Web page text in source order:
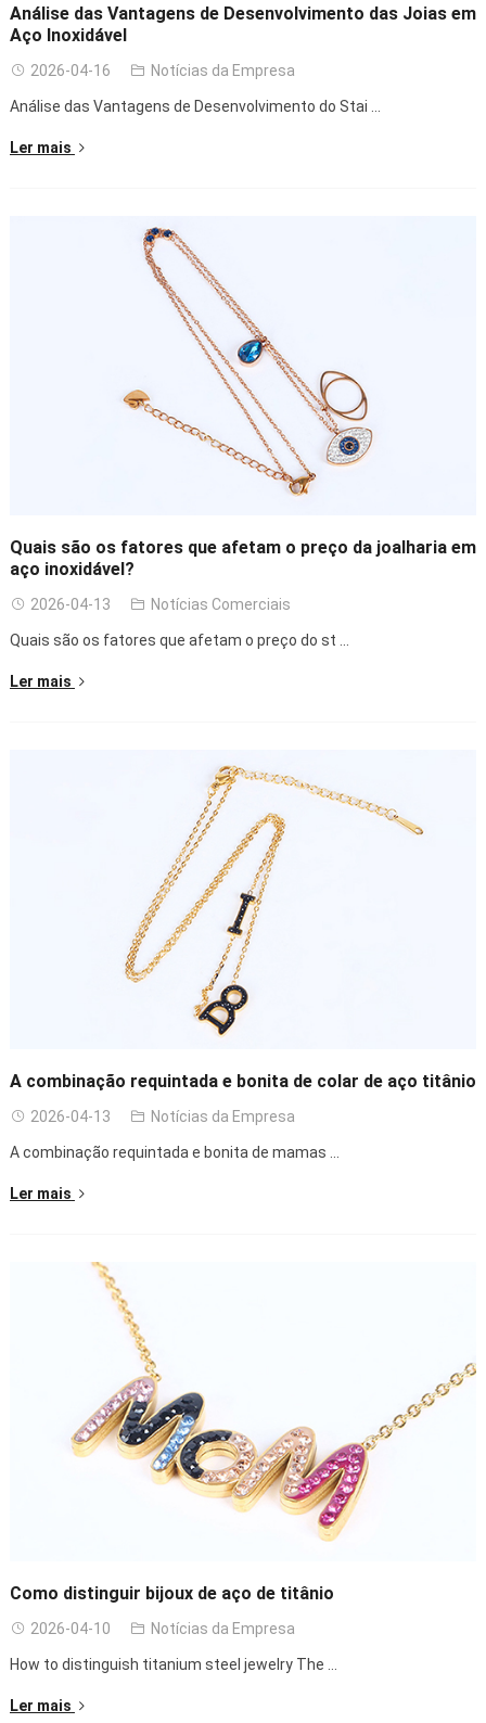
Análise das Vantagens de Desenvolvimento das Joias em
Aço Inoxidável
2026-04-16 Notícias da Empresa
Análise das Vantagens de Desenvolvimento do Stai ...
Ler mais
Quais são os fatores que afetam o preço da joalharia em
aço inoxidável?
2026-04-13 Notícias Comerciais
Quais são os fatores que afetam o preço do st ...
Ler mais
A combinação requintada e bonita de colar de aço titânio
2026-04-13 Notícias da Empresa
A combinação requintada e bonita de mamas ...
Ler mais
Como distinguir bijoux de aço de titânio
2026-04-10 Notícias da Empresa
How to distinguish titanium steel jewelry The
Ler mais